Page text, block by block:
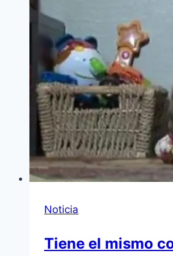
Noticia
Tiene el mismo